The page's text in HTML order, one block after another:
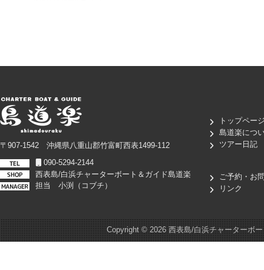
〒907-1542 沖縄県八重山郡竹富町西表1499-112
090-5294-2144
西表島/白浜チャーターボート＆ガイド島道楽
担当 小渕（コブチ）
トップペー
島道楽につ
ツアー日記
ご予約・お
リンク
Copyright ©2026 西表島/白浜チャーターボ